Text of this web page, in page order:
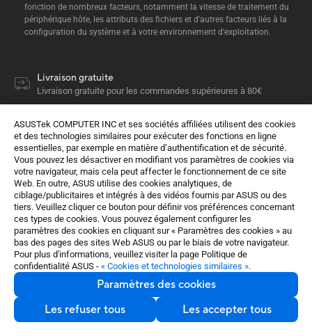
ASUSTek COMPUTER INC et ses sociétés affiliées utilisent des cookies
et des technologies similaires pour exécuter des fonctions en ligne
essentielles, par exemple en matière d’authentification et de sécurité.
Vous pouvez les désactiver en modifiant vos paramètres de cookies via
votre navigateur, mais cela peut affecter le fonctionnement de ce site
Web. En outre, ASUS utilise des cookies analytiques, de
ciblage/publicitaires et intégrés à des vidéos fournis par ASUS ou des
tiers. Veuillez cliquer ce bouton pour définir vos préférences concernant
ces types de cookies. Vous pouvez également configurer les
paramètres des cookies en cliquant sur « Paramètres des cookies » au
bas des pages des sites Web ASUS ou par le biais de votre navigateur.
Pour plus d'informations, veuillez visiter la page Politique de
confidentialité ASUS - « Cookies et technologies similaires ».
Paramètres des cookies
Les refuser tous
Les accepter tous
fonction de nombreux facteurs, notamment la vitesse de traitement du
périphérique hôte, les attributs des fichiers et d'autres facteurs liés à la
configuration du système et à votre environnement d'exploitation.
Livraison gratuite
Livraison gratuite pour les commandes supérieures à 80€
Une solution de paiement à la fois simple et rapide
Besoin d'aide concernant votre commande ?
Appelez-nous ou écrivez-nous à tout moment
Retours faciles
Retour gratuit sous 14 jours
PC de bureau / Moniteurs Moniteurs
ProArt
ProArt Display PA328CGV
Produits
Qui sommes-nous ?
Développement durable